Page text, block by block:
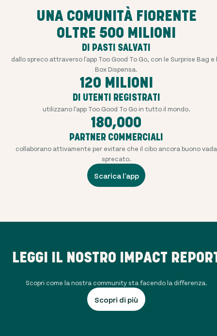
UNA COMUNITÀ FIORENTE
OLTRE 500 MILIONI
DI PASTI SALVATI
dallo spreco attraverso l'app Too Good To Go, con le Surprise Bag e
Box Dispensa.
120 MILIONI
DI UTENTI REGISTRATI
utilizzano l'app Too Good To Go in tutto il mondo.
180,000
PARTNER COMMERCIALI
collaborano attivamente per evitare che il cibo ancora buono vada
sprecato.
Scarica l'app
LEGGI IL NOSTRO IMPACT
Scopri come la nostra community sta facendo la differenza.
Scopri di più